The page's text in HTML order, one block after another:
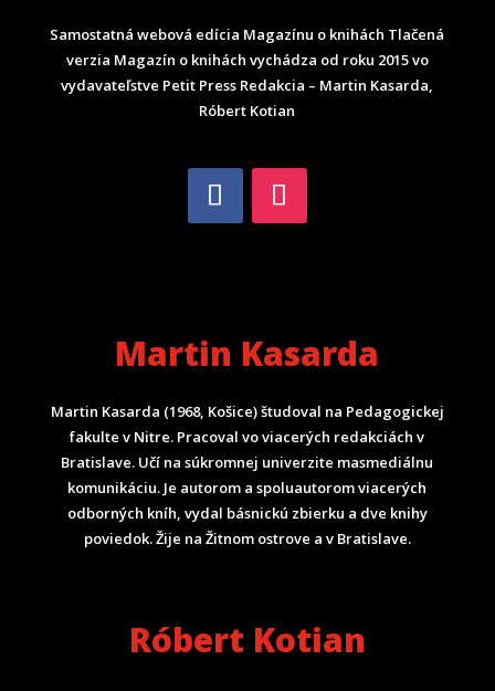
Samostatná webová edícia Magazínu o knihách Tlačená
verzia Magazín o knihách vychádza od roku 2015 vo
vydavateľstve Petit Press Redakcia – Martin Kasarda,
Róbert Kotian
Martin Kasarda
Martin Kasarda (1968, Košice) študoval na Pedagogickej
fakulte v Nitre. Pracoval vo viacerých redakciách v
Bratislave. Učí na súkromnej univerzite masmediálnu
komunikáciu. Je autorom a spoluautorom viacerých
odborných kníh, vydal básnickú zbierku a dve knihy
poviedok. Žije na Žitnom ostrove a v Bratislave.
Róbert Kotian